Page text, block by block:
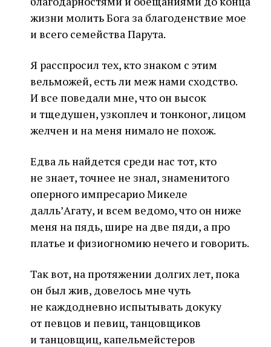
жизни молить Бога за благоденствие мое
и всего семейства Парута.
Я расспросил тех, кто знаком с этим
вельможей, есть ли меж нами сходство.
И все поведали мне, что он высок
и тщедушен, узкоплеч и тонконог, лицом
желчен и на меня нимало не похож.
Едва ль найдется среди нас тот, кто
не знает, точнее не знал, знаменитого
оперного импресарио Микеле
далль’Агату, и всем ведомо, что он ниже
меня на пядь, шире на две пяди, а про
платье и физиогномию нечего и говорить.
Так вот, на протяжении долгих лет, пока
он был жив, довелось мне чуть
не каждодневно испытывать докуку
от певцов и певиц, танцовщиков
и танцовщиц, капельмейстеров